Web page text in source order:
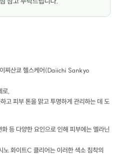
찌산쿄 헬스케어(Daiichi Sankyo
로,
고 피부 톤을 맑고 투명하게 관리하는 데 도
등 다양한 요인으로 인해 피부에는 멜라닌
노 화이트C 클리어는 이러한 색소 침착의